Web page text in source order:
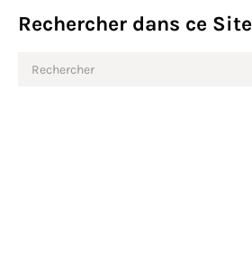
Rechercher dans ce Site